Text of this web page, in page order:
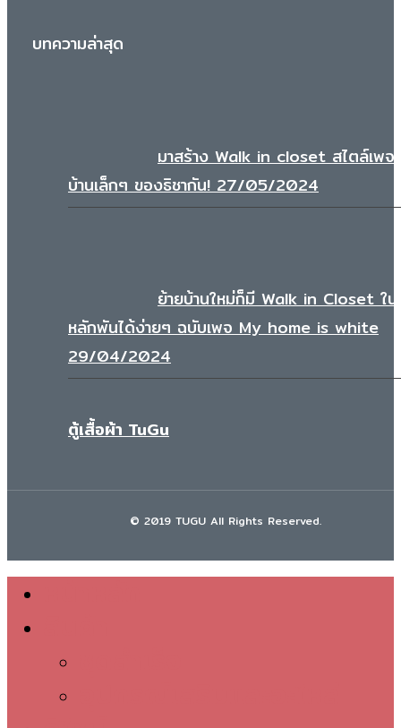
บทความล่าสุด
มาสร้าง Walk in closet สไตล์เพจ
บ้านเล็กๆ ของธิชากัน! 27/05/2024
ย้ายบ้านใหม่ก็มี Walk in Closet ใ
หลักพันได้ง่ายๆ ฉบับเพจ My home is white
29/04/2024
ตู้เสื้อผ้า TuGu
© 2019 TUGU All Rights Reserved.
Close